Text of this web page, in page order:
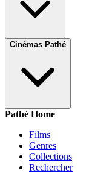
Cinémas Pathé
Pathé Home
Films
Genres
Collections
Rechercher